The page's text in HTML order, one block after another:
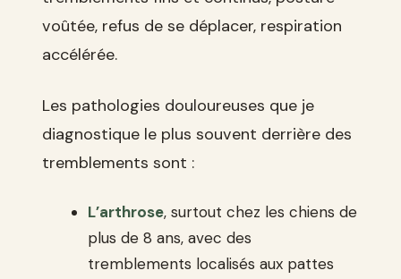
voûtée, refus de se déplacer, respiration
accélérée.
Les pathologies douloureuses que je
diagnostique le plus souvent derrière des
tremblements sont :
L’arthrose, surtout chez les chiens de
plus de 8 ans, avec des
tremblements localisés aux pattes